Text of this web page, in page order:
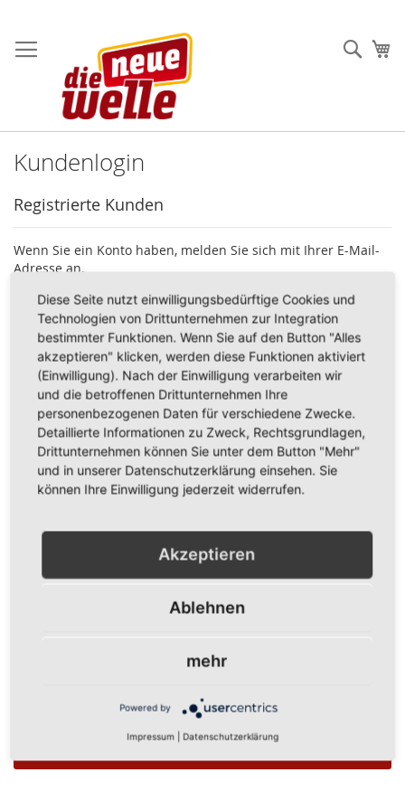
zum
Inhalt
Kundenlogin
Registrierte Kunden
Wenn Sie ein Konto haben, melden Sie sich mit Ihrer E-Mail-
Adresse an.
E-Mail
Passwort
Show Password
Anmelden
Ein Konto zu erstellen hat viele Vorteile: schneller zur Kasse
verfolgen und mehr.
Diese Seite nutzt einwilligungsbedürftige Cookies und
Technologien von Drittunternehmen zur Integration
bestimmter Funktionen. Wenn Sie auf den Button "Alles
akzeptieren" klicken, werden diese Funktionen aktiviert
(Einwilligung). Nach der Einwilligung verarbeiten wir
und die betroffenen Drittunternehmen Ihre
personenbezogenen Daten für verschiedene Zwecke.
Detaillierte Informationen zu Zweck, Rechtsgrundlagen,
Drittunternehmen können Sie unter dem Button "Mehr"
und in unserer Datenschutzerklärung einsehen. Sie
können Ihre Einwilligung jederzeit widerrufen.
Akzeptieren
Ablehnen
mehr
Powered by
Impressum Datenschutzerklärung